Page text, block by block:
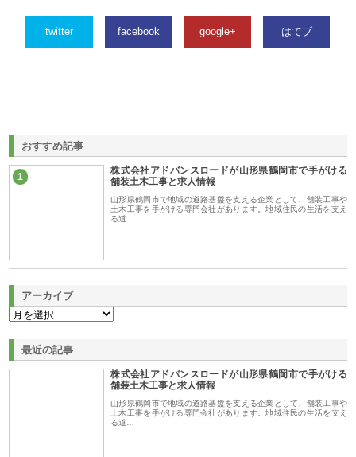
twitter facebook google+ はてブ
おすすめ記事
1
株式会社アドバンスロードが山形県鶴岡市で手がける
舗装土木工事と求人情報
山形県鶴岡市で地域の道路基盤を支える企業として、舗装工事や
土木工事を手がける専門会社があります。地域住民の生活を支え
る道…
アーカイブ
最近の記事
株式会社アドバンスロードが山形県鶴岡市で手がける
舗装土木工事と求人情報
山形県鶴岡市で地域の道路基盤を支える企業として、舗装工事や
土木工事を手がける専門会社があります。地域住民の生活を支え
る道…